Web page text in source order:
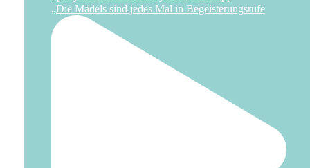
„Die Mädels sind jedes Mal in Begeisterungsrufe